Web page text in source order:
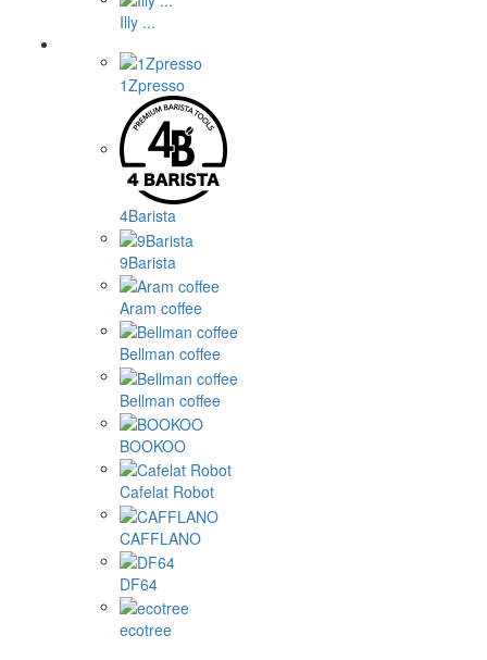
Illy ...
1Zpresso
4Barista
9Barista
Aram coffee
Bellman coffee
Bellman coffee
BOOKOO
Cafelat Robot
CAFFLANO
DF64
ecotree